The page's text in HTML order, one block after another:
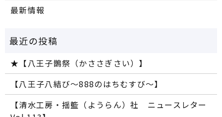
最新情報
★【八王子鵲祭（かささぎさい）】
【八王子八結び～888のはちむすび～】
【清水工房・揺籃（ようらん）社 ニュースレター